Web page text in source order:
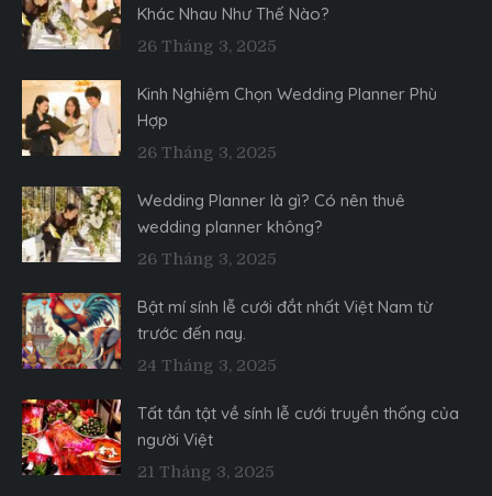
Khác Nhau Như Thế Nào?
26 Tháng 3, 2025
Kinh Nghiệm Chọn Wedding Planner Phù
Hợp
26 Tháng 3, 2025
Wedding Planner là gì? Có nên thuê
wedding planner không?
26 Tháng 3, 2025
Bật mí sính lễ cưới đắt nhất Việt Nam từ
trước đến nay.
24 Tháng 3, 2025
Tất tần tật về sính lễ cưới truyền thống của
người Việt
21 Tháng 3, 2025